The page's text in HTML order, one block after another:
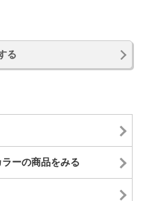
る
ーの商品をみる